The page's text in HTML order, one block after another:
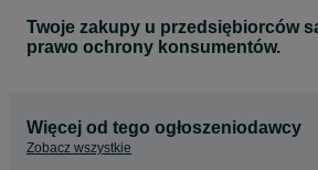
Twoje zakupy u przedsiębiorców
prawo ochrony konsumentów.
Więcej od tego ogłoszeniodawcy
Zobacz wszystkie